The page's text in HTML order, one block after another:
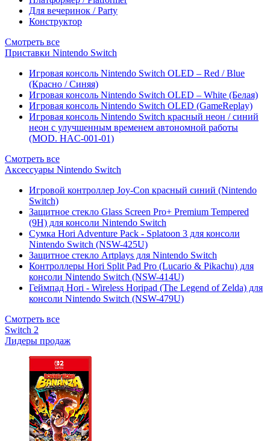
Для вечеринок / Party
Конструктор
Смотреть все
Приставки Nintendo Switch
Игровая консоль Nintendo Switch OLED – Red / Blue
(Красно / Синяя)
Игровая консоль Nintendo Switch OLED – White (Белая)
Игровая консоль Nintendo Switch OLED (GameReplay)
Игровая консоль Nintendo Switch красный неон / синий
неон с улучшенным временем автономной работы
(MOD. HAC-001-01)
Смотреть все
Аксессуары Nintendo Switch
Игровой контроллер Joy-Con красный синий (Nintendo
Switch)
Защитное стекло Glass Screen Pro+ Premium Tempered
(9H) для консоли Nintendo Switch
Сумка Hori Adventure Pack - Splatoon 3 для консоли
Nintendo Switch (NSW-425U)
Защитное стекло Artplays для Nintendo Switch
Контроллеры Hori Split Pad Pro (Lucario & Pikachu) для
консоли Nintendo Switch (NSW-414U)
Геймпад Hori - Wireless Horipad (The Legend of Zelda) для
консоли Nintendo Switch (NSW-479U)
Смотреть все
Switch 2
Лидеры продаж